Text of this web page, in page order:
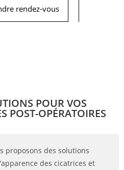
rendez-vous
POUR VOS
POST-OPÉRATOIRES
proposons des solutions
des cicatrices et